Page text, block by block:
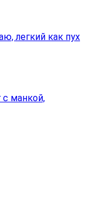
легкий как пух
манкой,